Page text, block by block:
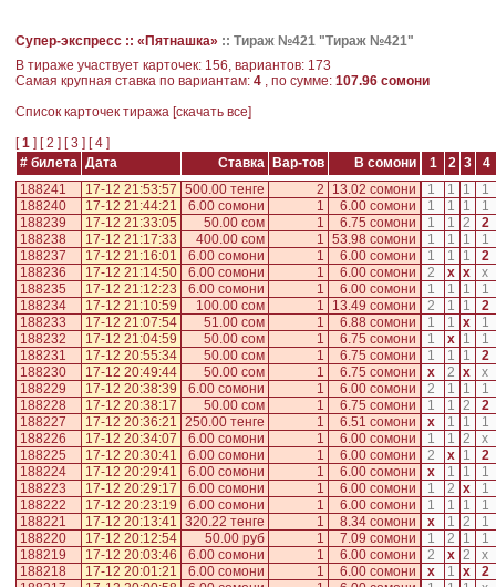
Супер-экспресс :: «Пятнашка» :: Тираж №421 "Тираж №421"
В тираже участвует карточек: 156, вариантов: 173
Самая крупная ставка по вариантам: 4 , по сумме: 107.96 сомони
Cписок карточек тиража [скачать все]
[1 ] [2 ] [3 ] [4 ]
# билета Дата Ставка Вар-тов В сомони 1 2 3
4
188241
17-12 21:53:57 500.00 тенге 2 13.02 сомони 1 1 1
1
188240
17-12 21:44:21 6.00 сомони 1 6.00 сомони 1 1 1
1
188239
17-12 21:33:05 50.00 сом 1 6.75 сомони 1 1 2
2
188238
17-12 21:17:33 400.00 сом 1 53.98 сомони 1 1 1
1
188237
17-12 21:16:01 6.00 сомони 1 6.00 сомони 1 1 1
2
188236
17-12 21:14:50 6.00 сомони 1 6.00 сомони 2 x x
x
188235
17-12 21:12:23 6.00 сомони 1 6.00 сомони 1 1 1
1
188234
17-12 21:10:59 100.00 сом 1 13.49 сомони 2 1 1
2
188233
17-12 21:07:54 51.00 сом 1 6.88 сомони 1 1 x
1
188232
17-12 21:04:59 50.00 сом 1 6.75 сомони 1 x 1
1
188231
17-12 20:55:34 50.00 сом 1 6.75 сомони 1 1 1
2
188230
17-12 20:49:44 50.00 сом 1 6.75 сомони x 2 x
x
188229
17-12 20:38:39 6.00 сомони 1 6.00 сомони 2 1 1
1
188228
17-12 20:38:17 50.00 сом 1 6.75 сомони 1 1 2
2
188227
17-12 20:36:21 250.00 тенге 1 6.51 сомони x 1 1
1
188226
17-12 20:34:07 6.00 сомони 1 6.00 сомони 1 1 2
x
188225
17-12 20:30:41 6.00 сомони 1 6.00 сомони 2 x 1
2
188224
17-12 20:29:41 6.00 сомони 1 6.00 сомони x 1 1
1
188223
17-12 20:29:17 6.00 сомони 1 6.00 сомони 1 2 x
1
188222
17-12 20:23:19 6.00 сомони 1 6.00 сомони 1 1 1
1
188221
17-12 20:13:41 320.22 тенге 1 8.34 сомони x 1 2
1
188220
17-12 20:12:54 50.00 руб 1 7.09 сомони 1 2 1
1
188219
17-12 20:03:46 6.00 сомони 1 6.00 сомони 2 x 2
x
188218
17-12 20:01:21 6.00 сомони 1 6.00 сомони x 1 x
2